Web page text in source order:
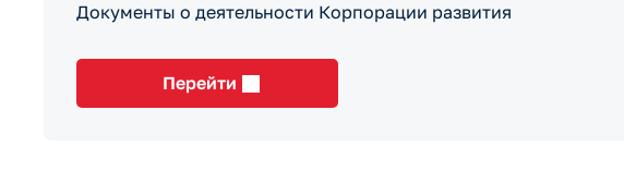
Документы о деятельности Корпорации развития
Перейти